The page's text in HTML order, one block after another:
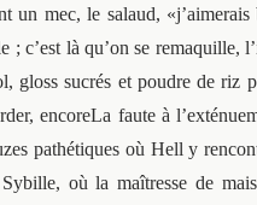
un mec, le salaud, «j’aimerais
; c’est là qu’on se remaquille,
gloss sucrés et poudre de riz
encoreLa faute à
pathétiques où Hell y
où la maîtresse de